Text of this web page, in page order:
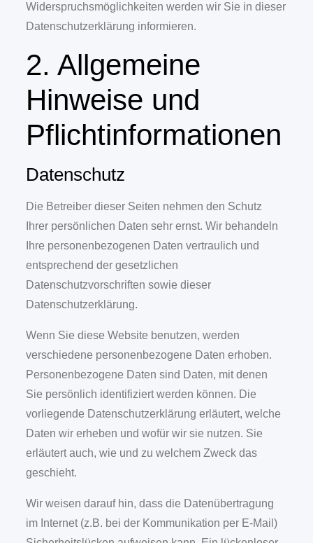
Widerspruchsmöglichkeiten werden wir Sie in dieser
Datenschutzerklärung informieren.
2. Allgemeine
Hinweise und
Pflichtinformationen
Datenschutz
Die Betreiber dieser Seiten nehmen den Schutz
Ihrer persönlichen Daten sehr ernst. Wir behandeln
Ihre personenbezogenen Daten vertraulich und
entsprechend der gesetzlichen
Datenschutzvorschriften sowie dieser
Datenschutzerklärung.
Wenn Sie diese Website benutzen, werden
verschiedene personenbezogene Daten erhoben.
Personenbezogene Daten sind Daten, mit denen
Sie persönlich identifiziert werden können. Die
vorliegende Datenschutzerklärung erläutert, welche
Daten wir erheben und wofür wir sie nutzen. Sie
erläutert auch, wie und zu welchem Zweck das
geschieht.
Wir weisen darauf hin, dass die Datenübertragung
im Internet (z.B. bei der Kommunikation per E-Mail)